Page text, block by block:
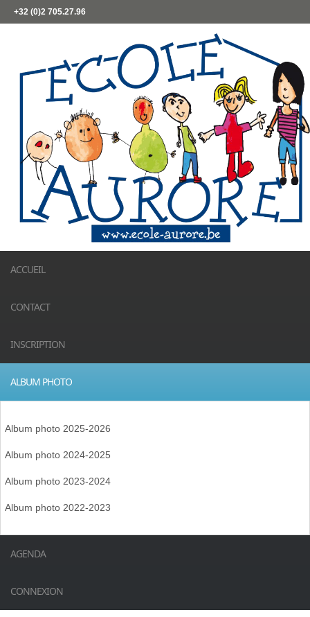
+32 (0)2 705.27.96
ACCUEIL
CONTACT
INSCRIPTION
ALBUM PHOTO
Album photo 2025-2026
Album photo 2024-2025
Album photo 2023-2024
Album photo 2022-2023
AGENDA
CONNEXION